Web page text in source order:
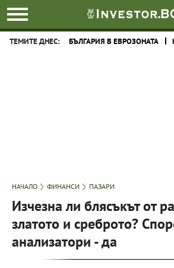
ТЕМИТЕ ДНЕС: БЪЛГАРИЯ В ЕВРОЗОНАТА
НАЧАЛО ФИНАНСИ ПАЗАРИ
Изчезна ли блясъкът от
златото и среброто?
анализатори - да